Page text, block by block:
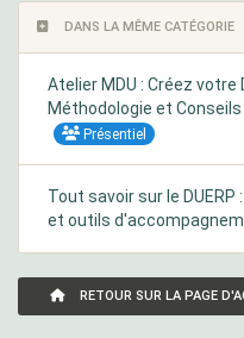
DANS LA MÊME CATÉGORIE
Atelier MDU : Créez votre
Méthodologie et
Présentiel
Tout savoir sur le
et outils
RETOUR SUR LA PAGE